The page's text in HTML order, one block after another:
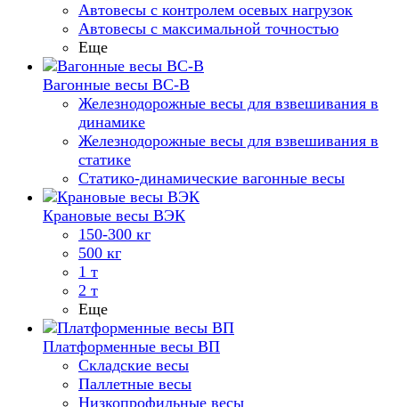
Автовесы с контролем осевых нагрузок
Автовесы с максимальной точностью
Еще
Вагонные весы ВС-В
Железнодорожные весы для взвешивания в
динамике
Железнодорожные весы для взвешивания в
статике
Статико-динамические вагонные весы
Крановые весы ВЭК
150-300 кг
500 кг
1 т
2 т
Еще
Платформенные весы ВП
Складские весы
Паллетные весы
Низкопрофильные весы